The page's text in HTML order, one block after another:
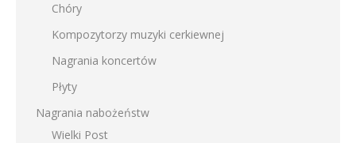
Chóry
Kompozytorzy muzyki cerkiewnej
Nagrania koncertów
Płyty
Nagrania nabożeństw
Wielki Post